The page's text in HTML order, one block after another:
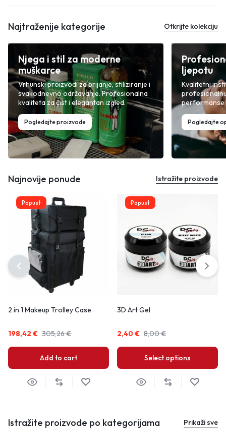
Najtraženije kategorije Otkrijte kolekciju
Njega i stil za moderne
muškarce
Vrhunski proizvodi za brijanje, stiliziranje i
svakodnevno održavanje. Profesionalna
kvaliteta za čist i elegantan izgled.
Pogledajte proizvode
ljepotu
Kvalitetni
performanse
Pogledajte
Najnovije ponude Istražite proizvode
Popust
2 in 1 Makeup Trolley Case
305,26€
198,42 €
Add to cart
Popust
3D Art Gel
8,00€
2,40€
Select options
Istražite proizvode po kategorijama Prikaži sve